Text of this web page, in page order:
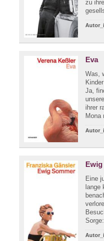
zu
Eva
Was,
Ja,
ihrer
Mona
Eine
lange